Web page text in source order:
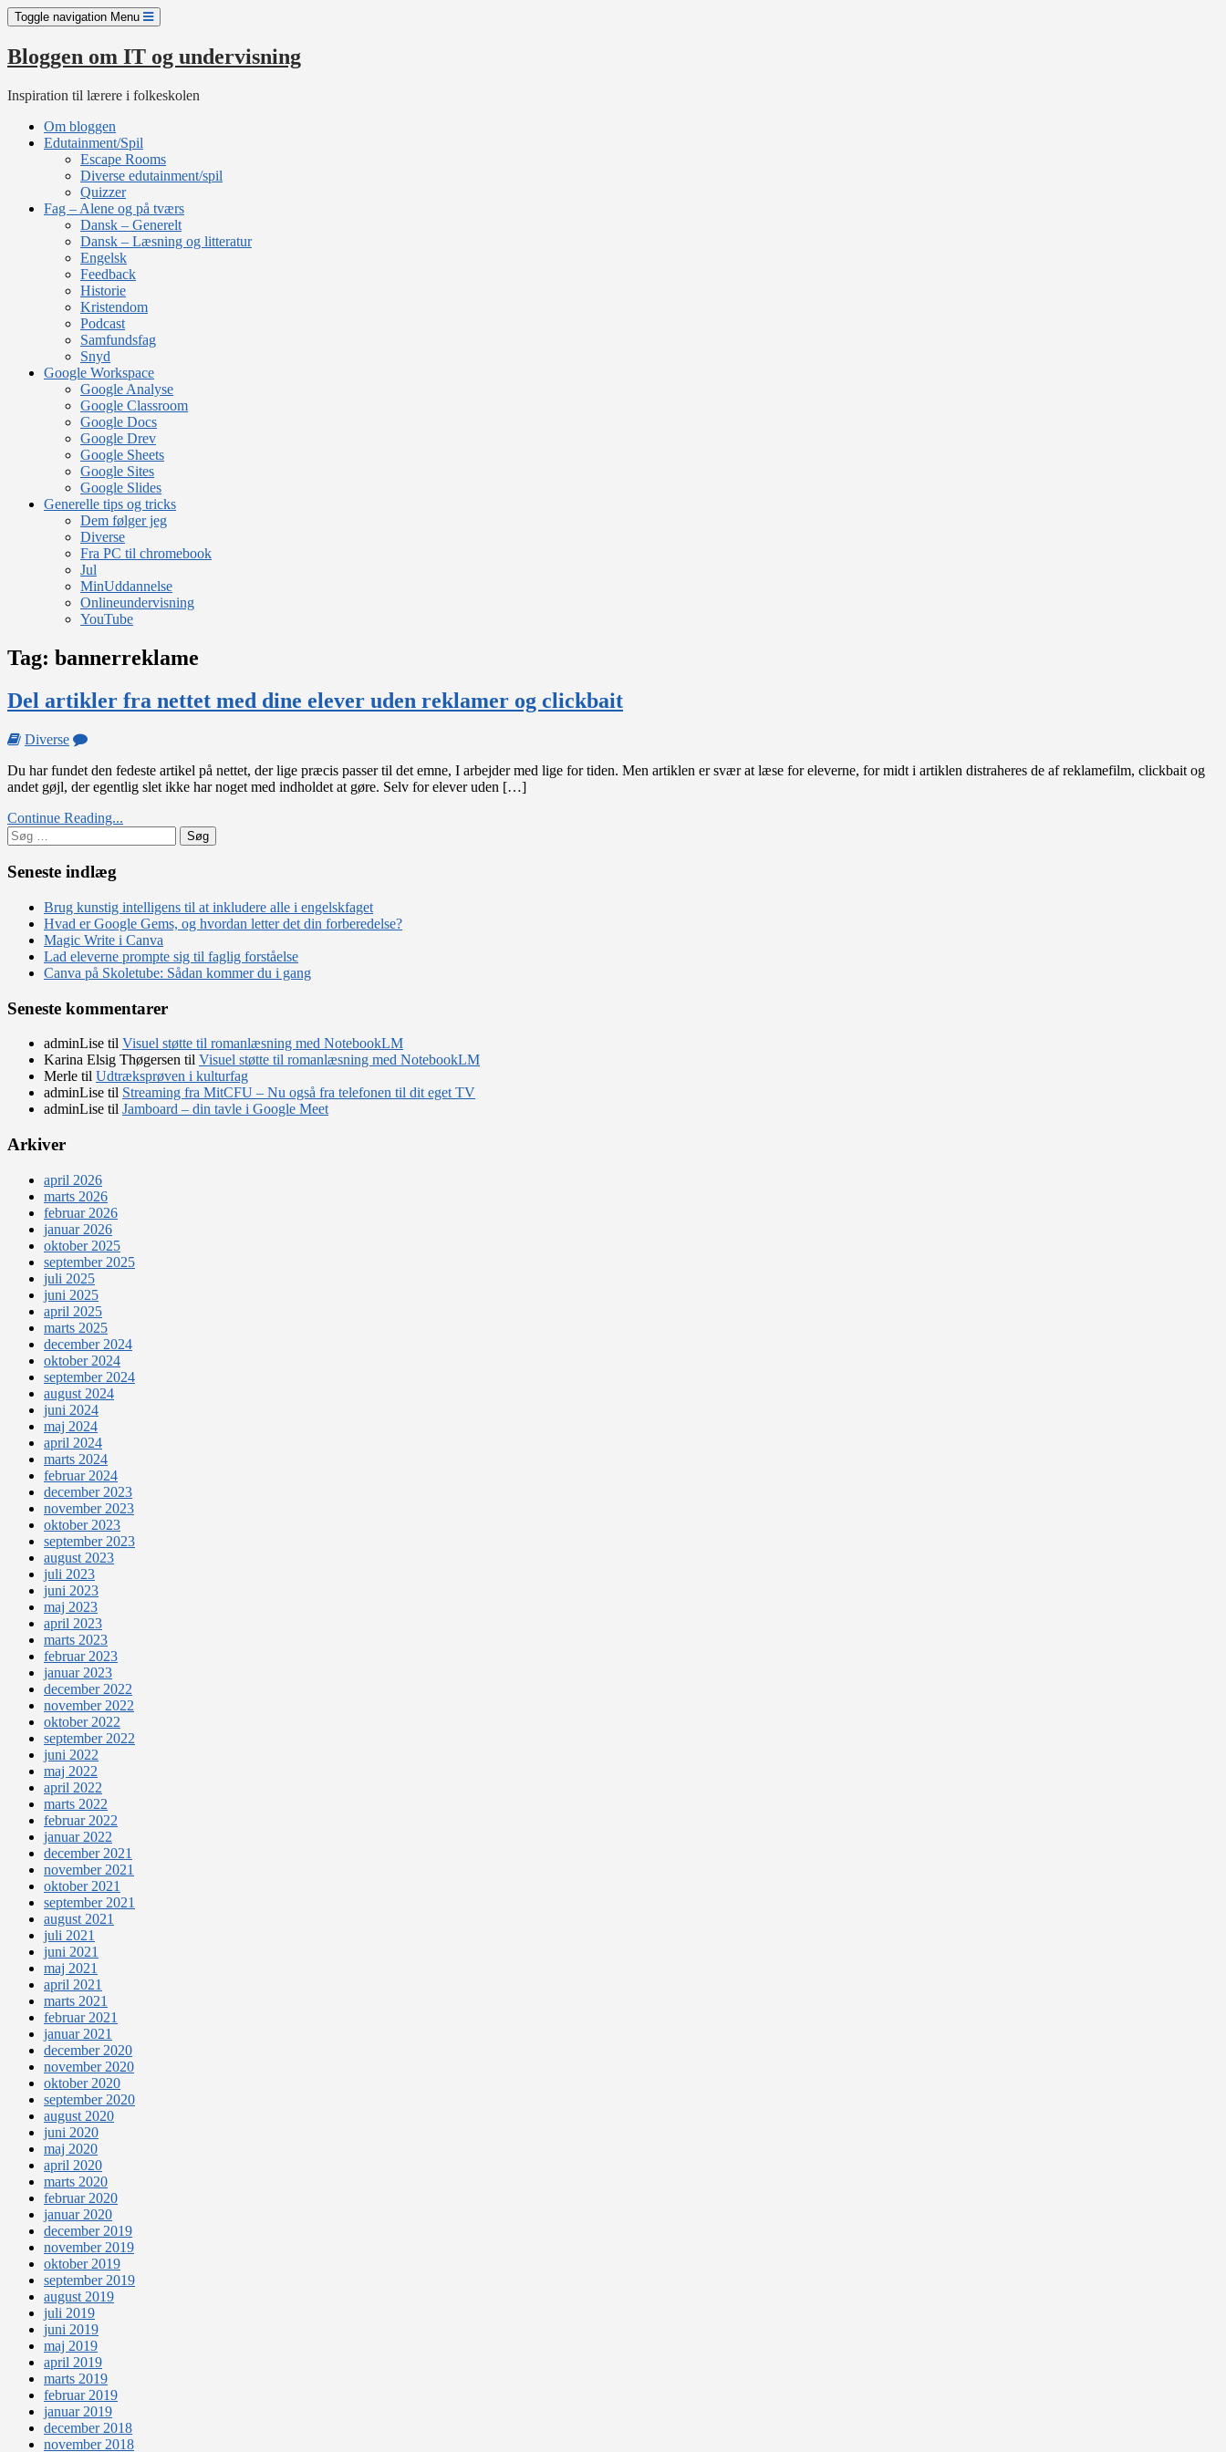
Skip
to
content
Toggle navigation Menu
Bloggen om IT og undervisning
Inspiration til lærere i folkeskolen
Om bloggen
Edutainment/Spil
Escape Rooms
Diverse edutainment/spil
Quizzer
Fag – Alene og på tværs
Dansk – Generelt
Dansk – Læsning og litteratur
Engelsk
Feedback
Historie
Kristendom
Podcast
Samfundsfag
Snyd
Google Workspace
Google Analyse
Google Classroom
Google Docs
Google Drev
Google Sheets
Google Sites
Google Slides
Generelle tips og tricks
Dem følger jeg
Diverse
Fra PC til chromebook
Jul
MinUddannelse
Onlineundervisning
YouTube
Tag: bannerreklame
Del artikler fra nettet med dine elever uden reklamer og clickbait
Diverse
on
artikler
fra
med
uden
reklamer
og
clickbait
Du har fundet den fedeste artikel på nettet, der lige præcis passer til det emne, I arbejder med lige for tiden. Men artiklen er svær at læse for eleverne, for midt i artiklen distraheres de af reklamefilm, clickbait og
andet gøjl, der egentlig slet ikke har noget med indholdet at gøre. Selv for elever uden […]
Continue Reading...
Søg
efter:
Seneste indlæg
Brug kunstig intelligens til at inkludere alle i engelskfaget
Hvad er Google Gems, og hvordan letter det din forberedelse?
Magic Write i Canva
Lad eleverne prompte sig til faglig forståelse
Canva på Skoletube: Sådan kommer du i gang
Seneste kommentarer
adminLise til Visuel støtte til romanlæsning med NotebookLM
Karina Elsig Thøgersen til Visuel støtte til romanlæsning med NotebookLM
Merle til Udtræksprøven i kulturfag
adminLise til Streaming fra MitCFU – Nu også fra telefonen til dit eget TV
adminLise til Jamboard – din tavle i Google Meet
Arkiver
april 2026
marts 2026
februar 2026
januar 2026
oktober 2025
september 2025
juli 2025
juni 2025
april 2025
marts 2025
december 2024
oktober 2024
september 2024
august 2024
juni 2024
maj 2024
april 2024
marts 2024
februar 2024
december 2023
november 2023
oktober 2023
september 2023
august 2023
juli 2023
juni 2023
maj 2023
april 2023
marts 2023
februar 2023
januar 2023
december 2022
november 2022
oktober 2022
september 2022
juni 2022
maj 2022
april 2022
marts 2022
februar 2022
januar 2022
december 2021
november 2021
oktober 2021
september 2021
august 2021
juli 2021
juni 2021
maj 2021
april 2021
marts 2021
februar 2021
januar 2021
december 2020
november 2020
oktober 2020
september 2020
august 2020
juni 2020
maj 2020
april 2020
marts 2020
februar 2020
januar 2020
december 2019
november 2019
oktober 2019
september 2019
august 2019
juli 2019
juni 2019
maj 2019
april 2019
marts 2019
februar 2019
januar 2019
december 2018
november 2018